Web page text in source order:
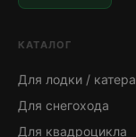
КАТАЛОГ
Для лодки / катера
Для снегохода
Для квадроцикла